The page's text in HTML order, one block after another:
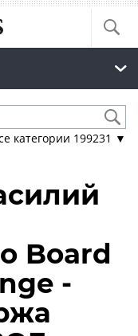
категории 199231 ▼
Board
-